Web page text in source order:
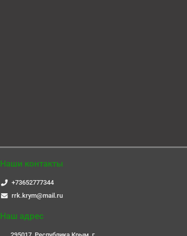
Наши контакты
+73652777344
rrk.krym@mail.ru
Наш адрес